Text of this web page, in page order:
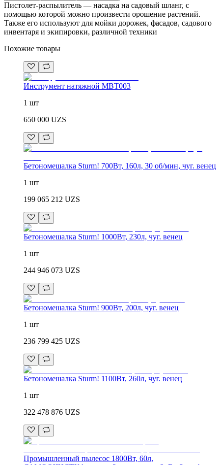
Пистолет-распылитель — насадка на садовый шланг, с
помощью которой можно произвести орошение растений.
Также его используют для мойки дорожек, фасадов, садового
инвентаря и экипировки, различной техники
Похожие товары
Инструмент натяжной MBT003
1 шт
650 000 UZS
Бетономешалка Sturm! 700Вт, 160л, 30 об/мин, чуг. венец
1 шт
199 065 212 UZS
Бетономешалка Sturm! 1000Вт, 230л, чуг. венец
1 шт
244 946 073 UZS
Бетономешалка Sturm! 900Вт, 200л, чуг. венец
1 шт
236 799 425 UZS
Бетономешалка Sturm! 1100Вт, 260л, чуг. венец
1 шт
322 478 876 UZS
Промышленный пылесос 1800Вт, 60л,